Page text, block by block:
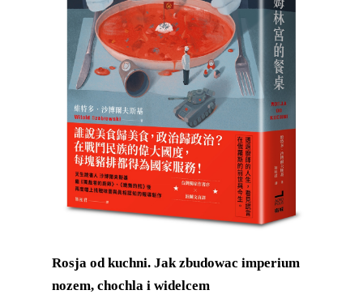
Rosja od kuchni. Jak zbudowac imperium
nozem, chochla i widelcem